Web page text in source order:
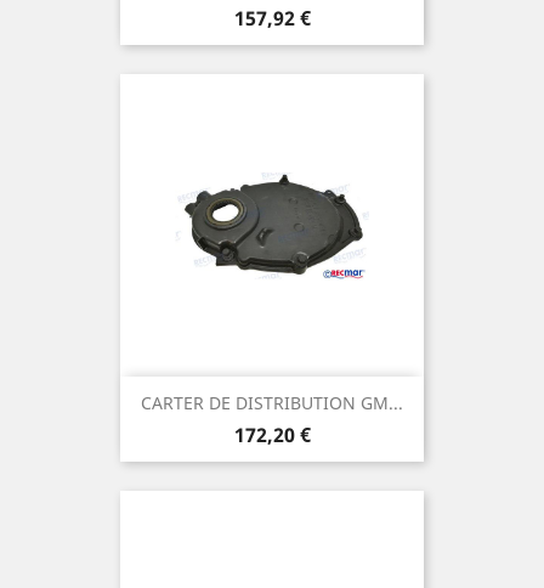
Prix
157,92 €
CARTER DE DISTRIBUTION GM...
Prix
172,20 €